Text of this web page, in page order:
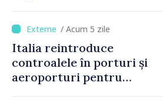
/ Acum 5 zile
Italia reintroduce
controalele în porturi și
aeroporturi pentru